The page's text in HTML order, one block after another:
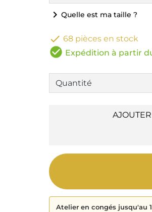
chevron_right Quelle est ma taille ?
 68 pièces en stock
check_circle Expédition à partir
Atelier en congés jusqu'au